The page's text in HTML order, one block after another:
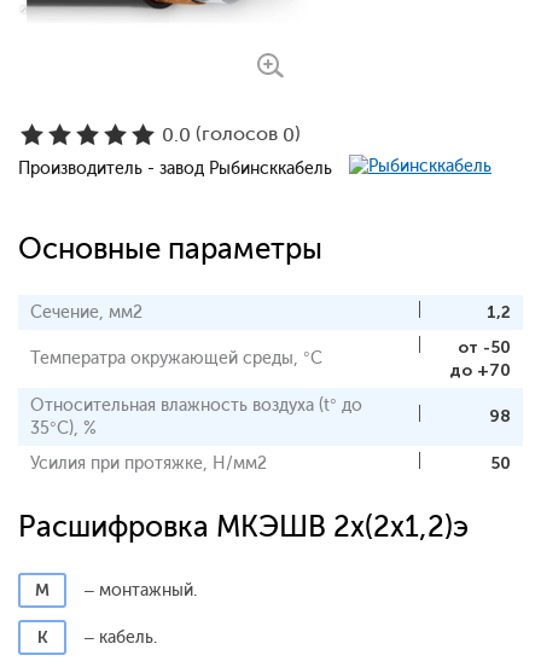
0.0 (голосов 0)
Производитель - завод Рыбинсккабель
Основные параметры
Сечение, мм2 1,2
Температра окружающей среды, °С
от -50
до +70
Относительная влажность воздуха (t° до
35°С), %
98
Усилия при протяжке, Н/мм2 50
Расшифровка МКЭШВ 2x(2x1,2)э
М – монтажный.
К – кабель.